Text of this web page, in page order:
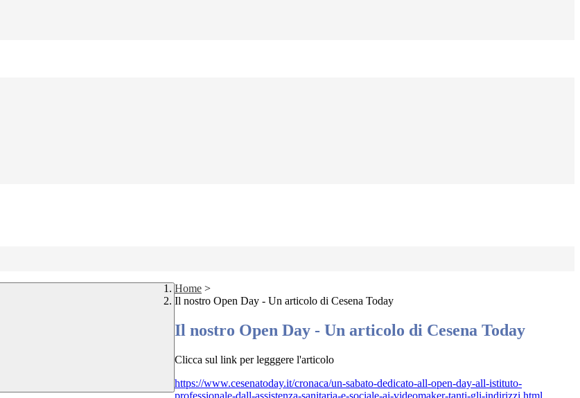
Home >
Il nostro Open Day - Un articolo di Cesena Today
Il nostro Open Day - Un articolo di Cesena Today
Clicca sul link per legggere l'articolo
https://www.cesenatoday.it/cronaca/un-sabato-dedicato-all-open-day-all-istituto-